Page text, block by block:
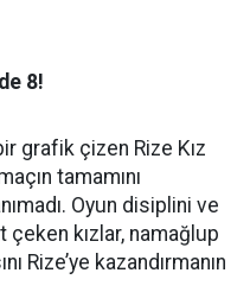
8!
grafik çizen Rize Kız
tamamını
Oyun disiplini ve
kızlar, namağlup
Rize’ye kazandırmanın